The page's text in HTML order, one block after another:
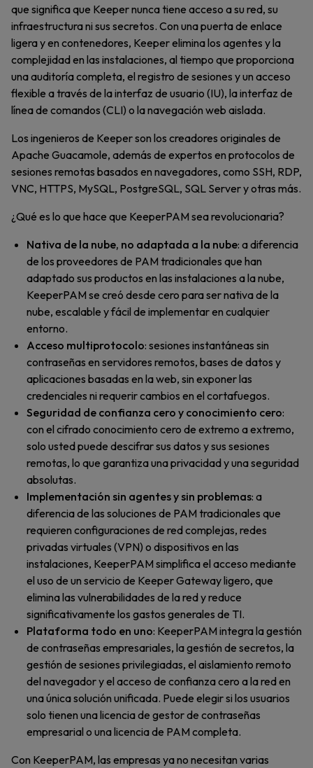
que significa que Keeper nunca tiene acceso a su red, su
infraestructura ni sus secretos. Con una puerta de enlace
ligera y en contenedores, Keeper elimina los agentes y la
complejidad en las instalaciones, al tiempo que proporciona
una auditoría completa, el registro de sesiones y un acceso
flexible a través de la interfaz de usuario (IU), la interfaz de
línea de comandos (CLI) o la navegación web aislada.
Los ingenieros de Keeper son los creadores originales de
Apache Guacamole, además de expertos en protocolos de
sesiones remotas basados en navegadores, como SSH, RDP,
VNC, HTTPS, MySQL, PostgreSQL, SQL Server y otras más.
¿Qué es lo que hace que KeeperPAM sea revolucionaria?
Nativa de la nube, no adaptada a la nube: a diferencia
de los proveedores de PAM tradicionales que han
adaptado sus productos en las instalaciones a la nube,
KeeperPAM se creó desde cero para ser nativa de la
nube, escalable y fácil de implementar en cualquier
entorno.
Acceso multiprotocolo: sesiones instantáneas sin
contraseñas en servidores remotos, bases de datos y
aplicaciones basadas en la web, sin exponer las
credenciales ni requerir cambios en el cortafuegos.
Seguridad de confianza cero y conocimiento cero:
con el cifrado conocimiento cero de extremo a extremo,
solo usted puede descifrar sus datos y sus sesiones
remotas, lo que garantiza una privacidad y una seguridad
absolutas.
Implementación sin agentes y sin problemas: a
diferencia de las soluciones de PAM tradicionales que
requieren configuraciones de red complejas, redes
privadas virtuales (VPN) o dispositivos en las
instalaciones, KeeperPAM simplifica el acceso mediante
el uso de un servicio de Keeper Gateway ligero, que
elimina las vulnerabilidades de la red y reduce
significativamente los gastos generales de TI.
Plataforma todo en uno: KeeperPAM integra la gestión
de contraseñas empresariales, la gestión de secretos, la
gestión de sesiones privilegiadas, el aislamiento remoto
del navegador y el acceso de confianza cero a la red en
una única solución unificada. Puede elegir si los usuarios
solo tienen una licencia de gestor de contraseñas
empresarial o una licencia de PAM completa.
Con KeeperPAM, las empresas ya no necesitan varias